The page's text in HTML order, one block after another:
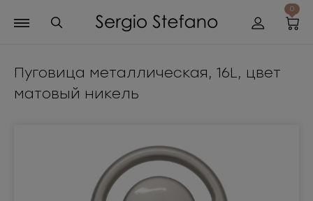
0
Пуговица металлическая, 16L, цвет
матовый никель